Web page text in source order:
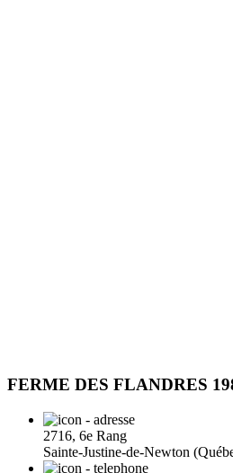
FERME DES FLANDRES
2716, 6e Rang
Sainte-Justine-de-Newton